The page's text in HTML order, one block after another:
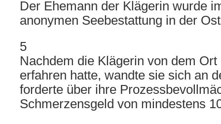
Der Ehemann der Klägerin wurde
anonymen Seebestattung in der
5
Nachdem die Klägerin von dem
erfahren hatte, wandte sie sich an
forderte über ihre
Schmerzensgeld von mindestens